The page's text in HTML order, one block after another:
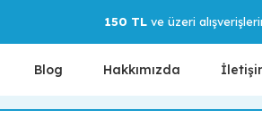
150 TLve üzeri
Blog Hakkımızda